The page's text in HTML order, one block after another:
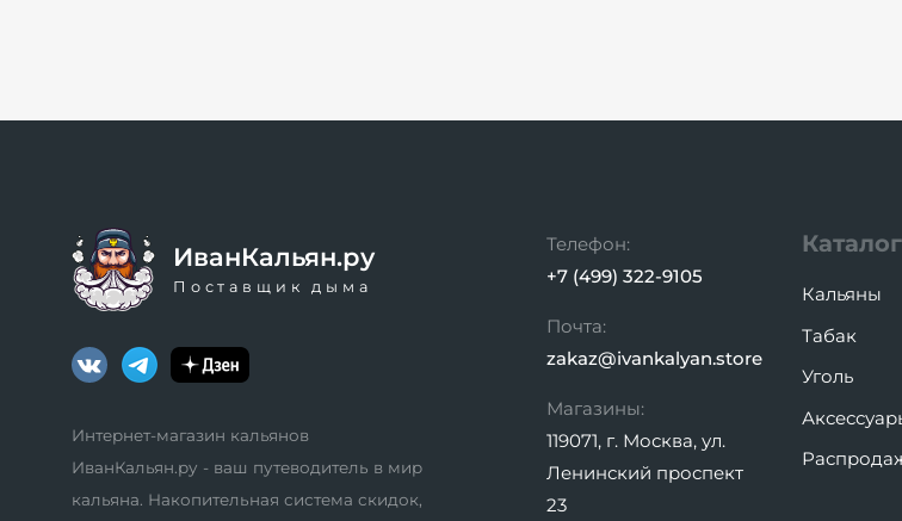
ИванКальян.ру
Поставщик дыма
Интернет-магазин кальянов
ИванКальян.ру - ваш путеводитель в мир
кальяна. Накопительная система скидок,
Телефон:
+7 (499) 322-9105
Почта:
zakaz@ivankalyan.store
Магазины:
119071, г. Москва, ул.
Ленинский проспект
23
Каталог
Кальяны
Табак
Уголь